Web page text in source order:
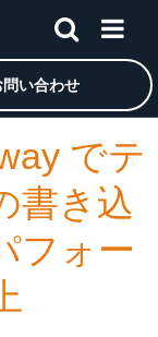
ージに戻るには、こ
問い合わせ
でテ
書き込
フォー